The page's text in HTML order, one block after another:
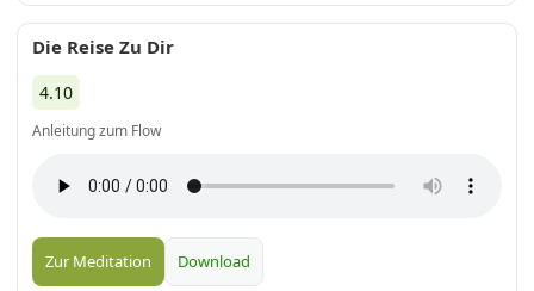
Die Reise Zu Dir
4.10
Anleitung zum Flow
Zur Meditation Download